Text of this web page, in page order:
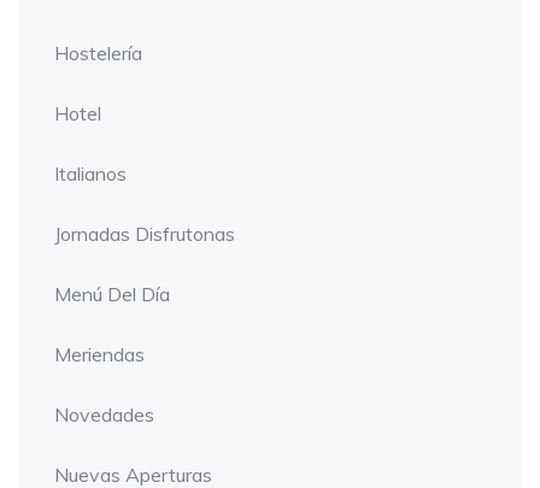
Hostelería
Hotel
Italianos
Jornadas Disfrutonas
Menú Del Día
Meriendas
Novedades
Nuevas Aperturas